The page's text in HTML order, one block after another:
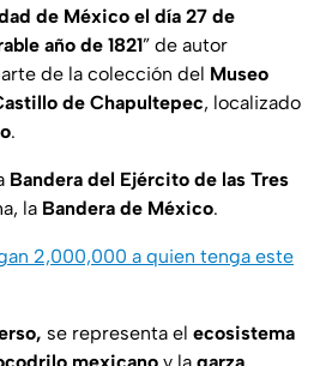
de México el día 27 de
año de 1821” de autor
de la colección del Museo
de Chapultepec, localizado
.
Bandera del Ejército de las Tres
la Bandera de México.
2,000,000 a quien tenga este
se representa el ecosistema